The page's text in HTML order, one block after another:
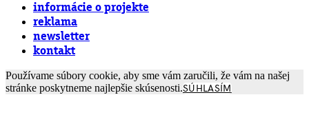
informácie o projekte
reklama
newsletter
kontakt
Používame súbory cookie, aby sme vám zaručili, že vám na našej
stránke poskytneme najlepšie skúsenosti.SÚHLASÍM